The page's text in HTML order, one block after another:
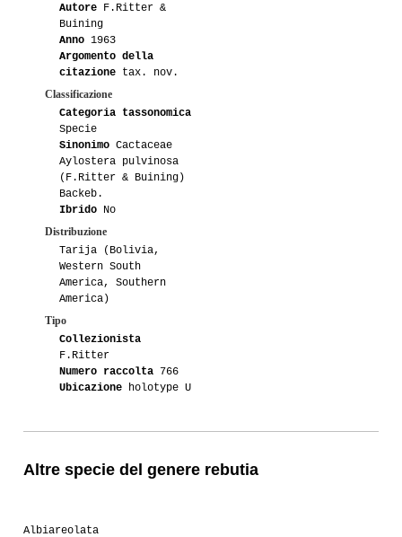
Autore F.Ritter &
Buining
Anno 1963
Argomento della
citazione tax. nov.
Classificazione
Categoria tassonomica
Specie
Sinonimo Cactaceae
Aylostera pulvinosa
(F.Ritter & Buining)
Backeb.
Ibrido No
Distribuzione
Tarija (Bolivia,
Western South
America, Southern
America)
Tipo
Collezionista
F.Ritter
Numero raccolta 766
Ubicazione holotype U
Altre specie del genere rebutia
Albiareolata